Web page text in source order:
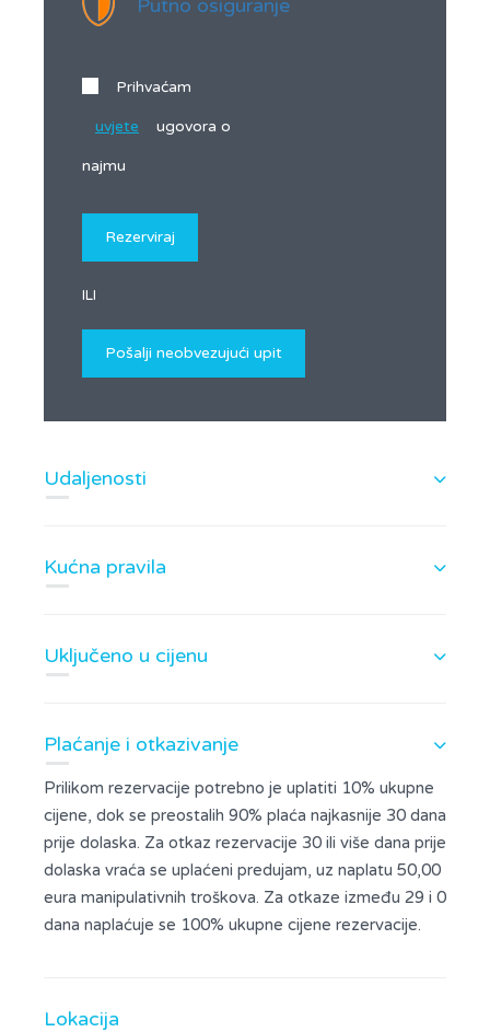
Putno osiguranje
Prihvaćam
uvjete ugovora o
najmu
ILI
Udaljenosti
Kućna pravila
Uključeno u cijenu
Plaćanje i otkazivanje
Prilikom rezervacije potrebno je uplatiti 10% ukupne
cijene, dok se preostalih 90% plaća najkasnije 30 dana
prije dolaska. Za otkaz rezervacije 30 ili više dana prije
dolaska vraća se uplaćeni predujam, uz naplatu 50,00
eura manipulativnih troškova. Za otkaze između 29 i 0
dana naplaćuje se 100% ukupne cijene rezervacije.
Lokacija